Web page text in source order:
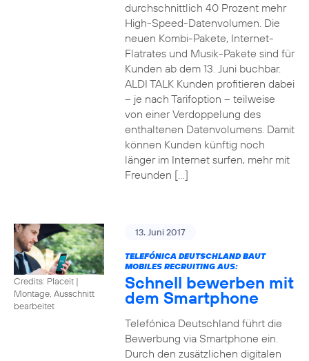
durchschnittlich 40 Prozent mehr
High-Speed-Datenvolumen. Die
neuen Kombi-Pakete, Internet-
Flatrates und Musik-Pakete sind für
Kunden ab dem 13. Juni buchbar.
ALDI TALK Kunden profitieren dabei
– je nach Tarifoption – teilweise
von einer Verdoppelung des
enthaltenen Datenvolumens. Damit
können Kunden künftig noch
länger im Internet surfen, mehr mit
Freunden […]
Credits: Placeit |
Montage, Ausschnitt
bearbeitet
13. Juni 2017
TELEFÓNICA DEUTSCHLAND BAUT
MOBILES RECRUITING AUS:
Schnell bewerben mit
dem Smartphone
Telefónica Deutschland führt die
Bewerbung via Smartphone ein.
Durch den zusätzlichen digitalen